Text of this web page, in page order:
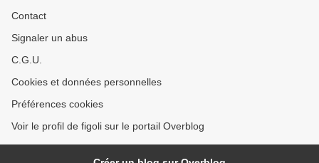
Contact
Signaler un abus
C.G.U.
Cookies et données personnelles
Préférences cookies
Voir le profil de figoli sur le portail Overblog